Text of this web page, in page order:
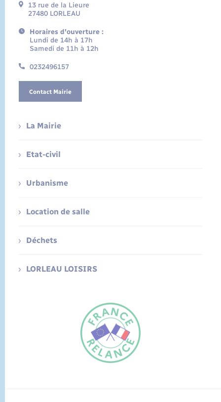
13 rue de la Lieure
27480 LORLEAU
Horaires d'ouverture :
Lundi de 14h à 17h
Samedi de 11h à 12h
0232496157
Contact Mairie
La Mairie
Etat-civil
Urbanisme
Location de salle
Déchets
LORLEAU LOISIRS